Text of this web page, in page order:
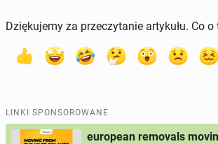
Dziękujemy za przeczytanie artykułu. Co
LINKI SPONSOROWANE
european removals